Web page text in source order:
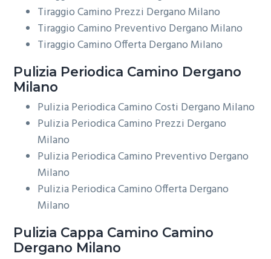
Tiraggio Camino Prezzi Dergano Milano
Tiraggio Camino Preventivo Dergano Milano
Tiraggio Camino Offerta Dergano Milano
Pulizia Periodica Camino Dergano
Milano
Pulizia Periodica Camino Costi Dergano Milano
Pulizia Periodica Camino Prezzi Dergano
Milano
Pulizia Periodica Camino Preventivo Dergano
Milano
Pulizia Periodica Camino Offerta Dergano
Milano
Pulizia Cappa Camino Camino
Dergano Milano